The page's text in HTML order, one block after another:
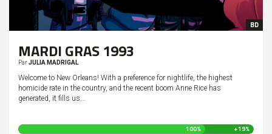
BD
MARDI GRAS 1993
ParJULIA MADRIGAL
Welcome to New Orleans! With a preference for nightlife, the highest
homicide rate in the country, and the recent boom Anne Rice has
generated, it fills us...
119
100% +19%